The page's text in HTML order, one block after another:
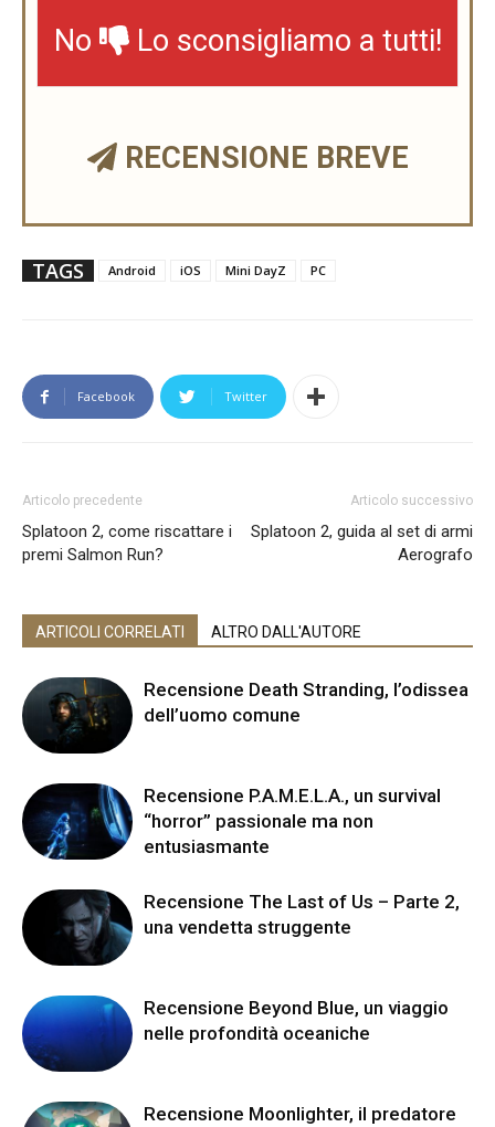
No Lo sconsigliamo a tutti!
RECENSIONE BREVE
TAGS Android iOS Mini DayZ PC
Facebook Twitter
Articolo precedente
Splatoon 2, come riscattare i
premi Salmon Run?
Articolo successivo
Splatoon 2, guida al set di armi
Aerografo
ARTICOLI CORRELATI ALTRO DALL'AUTORE
Recensione Death Stranding, l’odissea
dell’uomo comune
Recensione P.A.M.E.L.A., un survival
“horror” passionale ma non
entusiasmante
Recensione The Last of Us – Parte 2,
una vendetta struggente
Recensione Beyond Blue, un viaggio
nelle profondità oceaniche
Recensione Moonlighter, il predatore